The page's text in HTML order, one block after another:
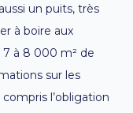
un puits, très
à boire aux
7 à 8 000 m² de
sur les
l’obligation